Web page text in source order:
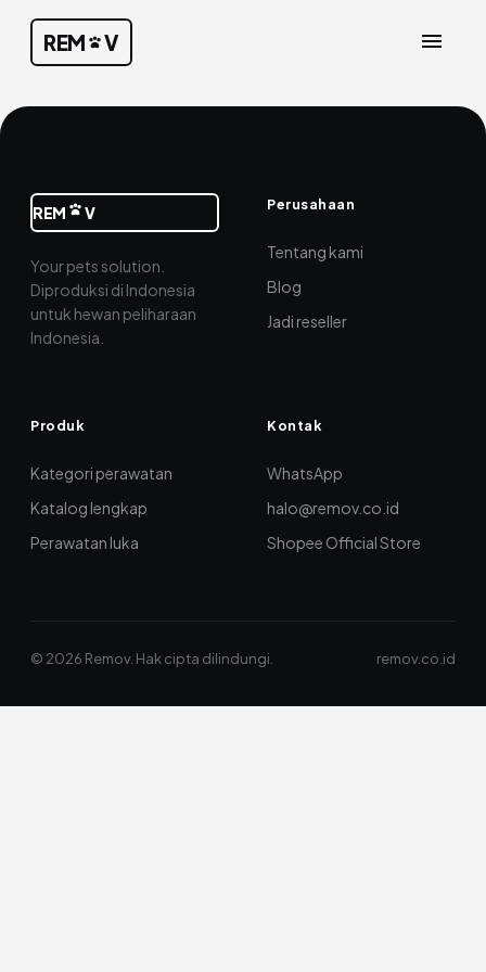
REM V
REM V
Your pets solution.
Diproduksi di Indonesia
untuk hewan peliharaan
Indonesia.
Perusahaan
Tentang kami
Blog
Jadi reseller
Produk
Kategori perawatan
Katalog lengkap
Perawatan luka
Kontak
WhatsApp
halo@remov.co.id
Shopee Official Store
© 2026 Remov. Hak cipta dilindungi. remov.co.id